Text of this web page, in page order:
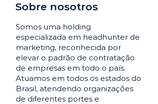
Sobre nosotros
Somos uma holding
especializada em headhunter de
marketing, reconhecida por
elevar o padrão de contratação
de empresas em todo o país.
Atuamos em todos os estados do
Brasil, atendendo organizações
de diferentes portes e